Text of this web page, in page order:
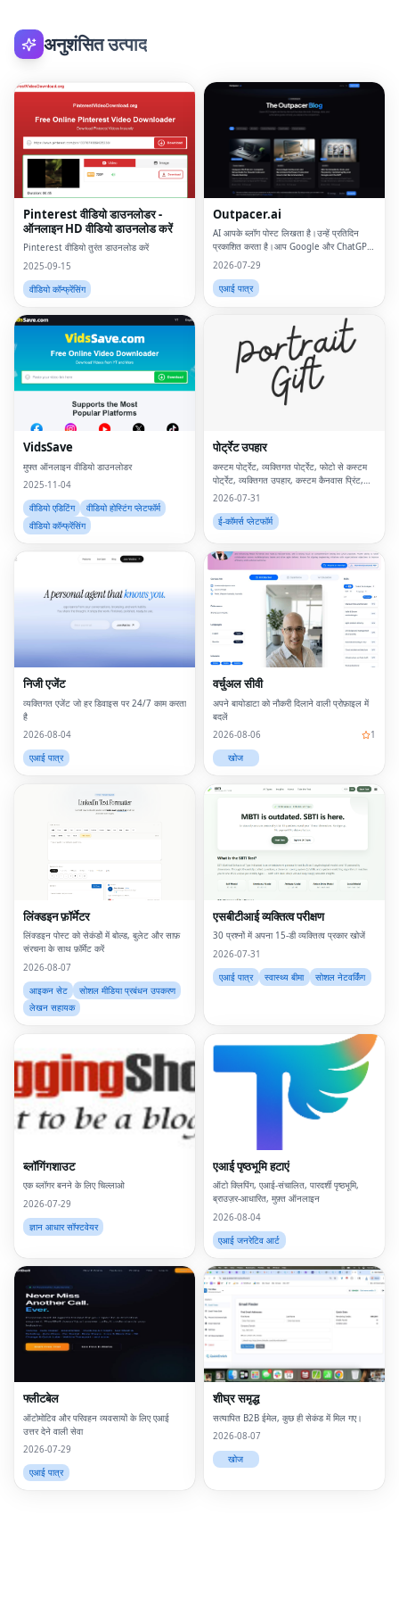
अनुशंसित उत्पाद
Pinterest वीडियो डाउनलोडर -
ऑनलाइन HD वीडियो डाउनलोड करें
Pinterest वीडियो तुरंत डाउनलोड करें
2025-09-15
वीडियो कॉन्फ्रेंसिंग
Outpacer.ai
AI आपके ब्लॉग पोस्ट लिखता है।उन्हें प्रतिदिन
प्रकाशित करता है।आप Google और ChatGPT
पर रैंक करें
2026-07-29
एआई पात्र
VidsSave
मुफ्त ऑनलाइन वीडियो डाउनलोडर
2025-11-04
वीडियो एडिटिंग
वीडियो होस्टिंग प्लेटफॉर्म
वीडियो कॉन्फ्रेंसिंग
पोर्ट्रेट उपहार
कस्टम पोर्ट्रेट, व्यक्तिगत पोर्ट्रेट, फोटो से कस्टम
पोर्ट्रेट, व्यक्तिगत उपहार, कस्टम कैनवास प्रिंट,
फोटो से पोर्ट्रेट, कस्टम दीवार कला, व्यक्तिगत दीवार
2026-07-31
ई-कॉमर्स प्लेटफॉर्म
निजी एजेंट
व्यक्तिगत एजेंट जो हर डिवाइस पर 24/7 काम करता
है
2026-08-04
एआई पात्र
वर्चुअल सीवी
अपने बायोडाटा को नौकरी दिलाने वाली प्रोफ़ाइल में
बदलें
2026-08-06
1
खोज
लिंक्डइन फ़ॉर्मेटर
लिंक्डइन पोस्ट को सेकंडों में बोल्ड, बुलेट और साफ़
संरचना के साथ फ़ॉर्मेट करें
2026-08-07
आइकन सेट
सोशल मीडिया प्रबंधन उपकरण
लेखन सहायक
एसबीटीआई व्यक्तित्व परीक्षण
30 प्रश्नों में अपना 15-डी व्यक्तित्व प्रकार खोजें
2026-07-31
एआई पात्र
स्वास्थ्य बीमा सोशल नेटवर्किंग
ब्लॉगिंगशाउट
एक ब्लॉगर बनने के लिए चिल्लाओ
2026-07-29
ज्ञान आधार सॉफ्टवेयर
एआई पृष्ठभूमि हटाएं
ऑटो क्लिपिंग, एआई-संचालित, पारदर्शी पृष्ठभूमि,
ब्राउज़र-आधारित, मुफ़्त ऑनलाइन
2026-08-04
एआई जनरेटिव आर्ट
फ्लीटबेल
ऑटोमोटिव और परिवहन व्यवसायों के लिए एआई
उत्तर देने वाली सेवा
2026-07-29
एआई पात्र
शीघ्र समृद्ध
सत्यापित B2B ईमेल, कुछ ही सेकंड में मिल गए।
2026-08-07
खोज